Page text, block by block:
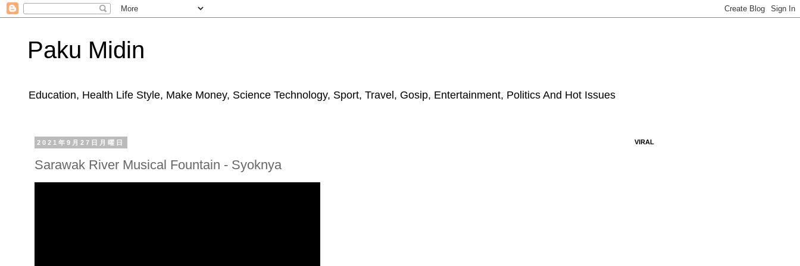
Paku Midin
Education, Health Life Style, Make Money, Science Technology, Sport, Travel, Gosip, Entertainment, Politics And Hot Issues
2021年9月27日月曜日
Sarawak River Musical Fountain - Syoknya
VIRAL